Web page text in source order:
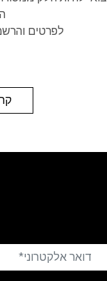
לפרטים והרשמה- 04-